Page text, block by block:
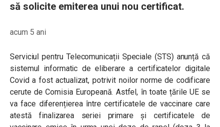
să solicite emiterea unui nou certificat.
acum 5 ani
Serviciul pentru Telecomunicații Speciale (STS) anunță că
sistemul informatic de eliberare a certificatelor digitale
Covid a fost actualizat, potrivit noilor norme de codificare
cerute de Comisia Europeană. Astfel, în toate țările UE se
va face diferențierea între certificatele de vaccinare care
atestă finalizarea seriei primare și certificatele de